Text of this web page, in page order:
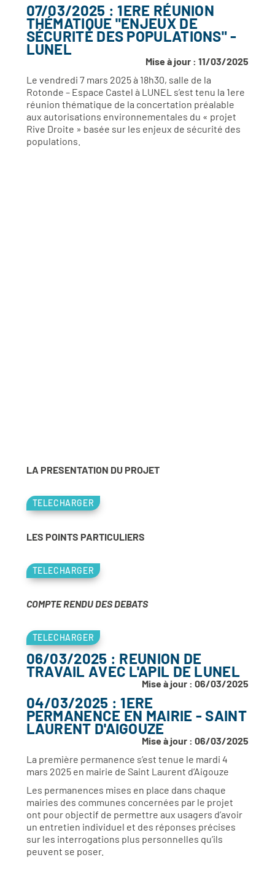
07/03/2025 : 1ERE RÉUNION
THÉMATIQUE "ENJEUX DE
SÉCURITÉ DES POPULATIONS" -
LUNEL
Mise à jour : 11/03/2025
Le vendredi 7 mars 2025 à 18h30, salle de la
Rotonde – Espace Castel à LUNEL s’est tenu la 1ere
réunion thématique de la concertation préalable
aux autorisations environnementales du « projet
Rive Droite » basée sur les enjeux de sécurité des
populations.
LA PRESENTATION DU PROJET
TELECHARGER
LES POINTS PARTICULIERS
TELECHARGER
COMPTE RENDU DES DEBATS
TELECHARGER
06/03/2025 : REUNION DE
TRAVAIL AVEC L'APIL DE LUNEL
Mise à jour : 06/03/2025
04/03/2025 : 1ERE
PERMANENCE EN MAIRIE - SAINT
LAURENT D'AIGOUZE
Mise à jour : 06/03/2025
La première permanence s’est tenue le mardi 4
mars 2025 en mairie de Saint Laurent d’Aigouze
Les permanences mises en place dans chaque
mairies des communes concernées par le projet
ont pour objectif de permettre aux usagers d’avoir
un entretien individuel et des réponses précises
sur les interrogations plus personnelles qu’ils
peuvent se poser.